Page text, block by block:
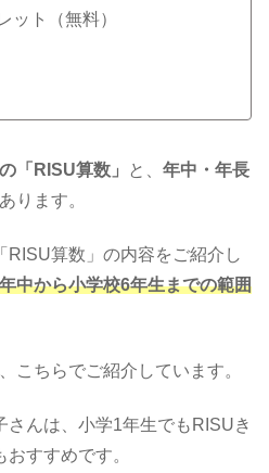
ット（無料）
「RISU算数」 と、 年中・年長
ります。
RISU算数」の内容をご紹介し
中から小学校6年生までの範囲
こちらでご紹介しています。
さんは、小学1年生でもRISUき
すすめです。